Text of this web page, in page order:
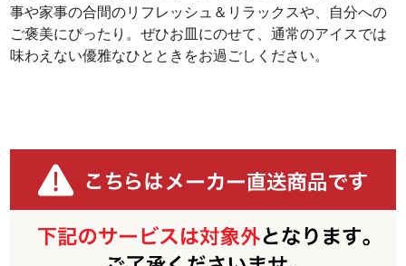
事や家事の合間のリフレッシュ＆リラックスや、自分への
ご褒美にぴったり。ぜひお皿にのせて、通常のアイスでは
味わえない優雅なひとときをお過ごしください。